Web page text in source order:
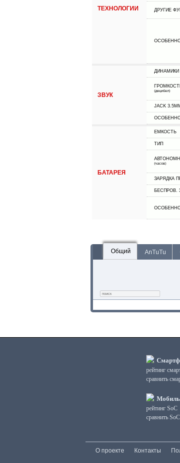
ТЕХНОЛОГИИ ДРУГИЕ
ЗВУК
ДИНАМИКИ
(децибел)
JACK
БАТАРЕЯ
ЕМКОСТЬ
ТИП
(часов)
ЗАРЯДКА
БЕСПРОВ.
Общий AnTuTu
рейтинг
сравнить
рейтинг SoC
сравнить SoC
О проекте Контакты